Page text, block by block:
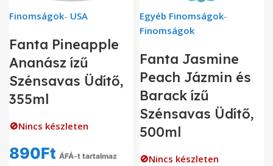
Finomságok- USA
Fanta Pineapple
Ananász ízű
Szénsavas Üdítő,
355ml
🚫Nincs készleten
890Ft ÁFÁ-t tartalmaz
Egyéb Finomságok-
Finomságok
Fanta Jasmine
Peach Jázmin és
Barack ízű
Szénsavas Üdítő,
500ml
🚫Nincs készleten